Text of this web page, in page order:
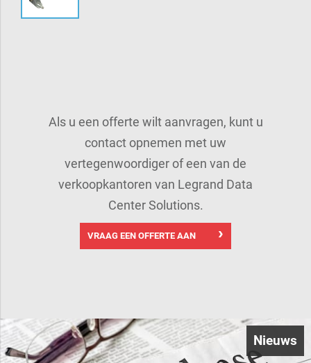
Als u een offerte wilt aanvragen, kunt u
contact opnemen met uw
vertegenwoordiger of een van de
verkoopkantoren van Legrand Data
Center Solutions.
VRAAG EEN OFFERTE AAN
Nieuws